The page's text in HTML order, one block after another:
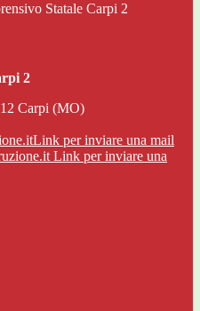
Statale Carpi 2
2
Carpi (MO)
Link per inviare una mail
Link per inviare una